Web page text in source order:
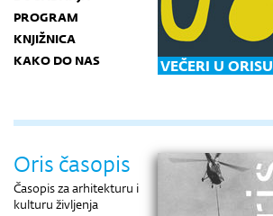
PROGRAM
KNJIŽNICA
KAKO DO NAS
VEČERI U ORISU
Oris časopis
Časopis za arhitekturu i
kulturu življenja